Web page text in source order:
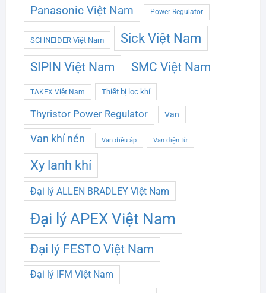
Panasonic Việt Nam Power Regulator
SCHNEIDER Việt Nam Sick Việt Nam
SIPIN Việt Nam SMC Việt Nam
TAKEX Việt Nam Thiết bị lọc khí
Thyristor Power Regulator Van
Van khí nén Van điều áp Van điện từ
Xy lanh khí
Đại lý ALLEN BRADLEY Việt Nam
Đại lý APEX Việt Nam
Đại lý FESTO Việt Nam
Đại lý IFM Việt Nam